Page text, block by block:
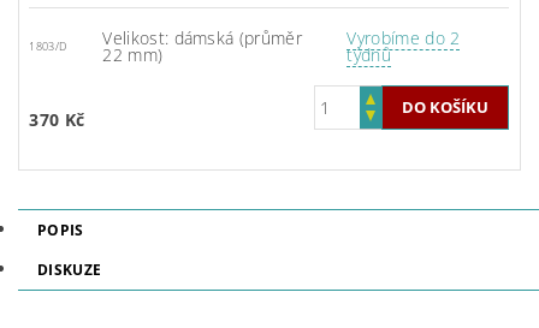
1803/D Velikost: dámská (průměr
22 mm)
Vyrobíme do 2
týdnů
370 Kč
POPIS
DISKUZE